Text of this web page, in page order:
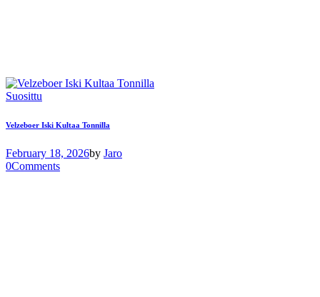
Suosittu
Velzeboer Iski Kultaa Tonnilla
February 18, 2026by Jaro
0Comments